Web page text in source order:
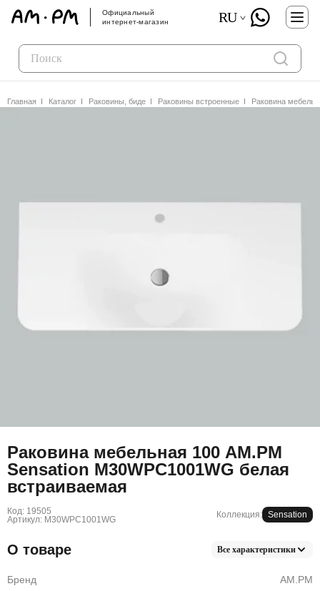
Официальный
интернет-магазин
RU
Главная Каталог Раковины, биде Раковины встроенные Раковина
Раковина мебельная 100 AM.PM
Sensation M30WPC1001WG белая
встраиваемая
Код: 19505
Артикул: M30WPC1001WG
Коллекция: Sensation
О товаре Все характеристики
Бренд AM.PM